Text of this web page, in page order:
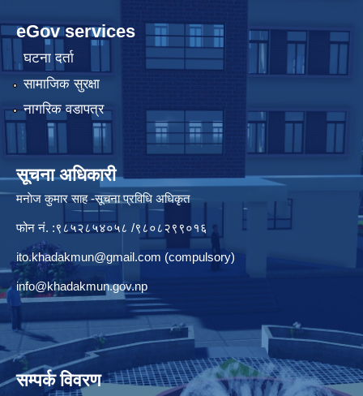
eGov services
घटना दर्ता
सामाजिक सुरक्षा
नागरिक वडापत्र
सूचना अधिकारी
मनाेज कुमार साह -सूचना प्रविधि अधिकृत
फोन नं. :९८५२८५४०५८ /९८०८२९९०१६
ito.khadakmun@gmail.com (compulsory)
info@khadakmun.gov.np
सम्पर्क विवरण